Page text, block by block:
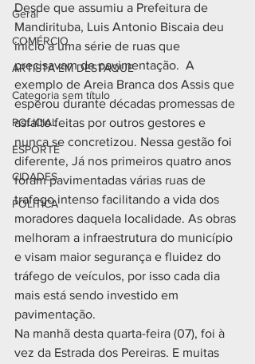
Geral
COMÉRCIO
ARTISTA EM DESTAQUE
Categoria sem título
POLICIAL
ESPORTE
CIDADES
POLÍTICA
Desde que assumiu a Prefeitura de
Mandirituba, Luis Antonio Biscaia deu
início a uma série de ruas que
precisavam de pavimentação.  A
exemplo de Areia Branca dos Assis que
esperou durante décadas promessas de
asfalto feitas por outros gestores e
nunca se concretizou. Nessa gestão foi
diferente, Já nos primeiros quatro anos
foram pavimentadas várias ruas de
trafego intenso facilitando a vida dos
moradores daquela localidade. As obras
melhoram a infraestrutura do município
e visam maior segurança e fluidez do
tráfego de veículos, por isso cada dia
mais está sendo investido em
pavimentação.
Na manhã desta quarta-feira (07), foi à
vez da Estrada dos Pereiras. E muitas